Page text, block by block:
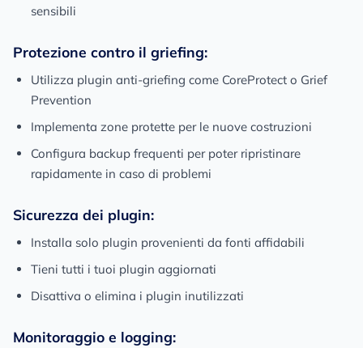
sensibili
Protezione contro il griefing:
Utilizza plugin anti-griefing come CoreProtect o Grief
Prevention
Implementa zone protette per le nuove costruzioni
Configura backup frequenti per poter ripristinare
rapidamente in caso di problemi
Sicurezza dei plugin:
Installa solo plugin provenienti da fonti affidabili
Tieni tutti i tuoi plugin aggiornati
Disattiva o elimina i plugin inutilizzati
Monitoraggio e logging: